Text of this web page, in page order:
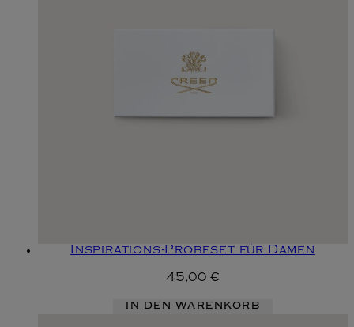
Inspirations-Probeset für Damen
45,00 €
IN DEN WARENKORB